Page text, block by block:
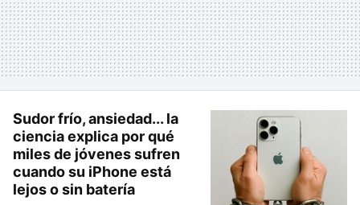
Sudor frío, ansiedad... la
ciencia explica por qué
miles de jóvenes sufren
cuando su iPhone está
lejos o sin batería